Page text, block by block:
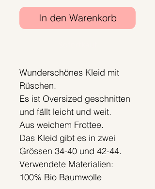
In den Warenkorb
Wunderschönes Kleid mit
Rüschen.
Es ist Oversized geschnitten
und fällt leicht und weit.
Aus weichem Frottee.
Das Kleid gibt es in zwei
Grössen 34-40 und 42-44.
Verwendete Materialien:
100% Bio Baumwolle